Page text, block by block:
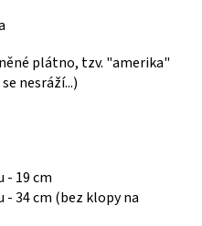
plátno, tzv. "amerika"
nesráží...)
- 19 cm
34 cm (bez klopy na